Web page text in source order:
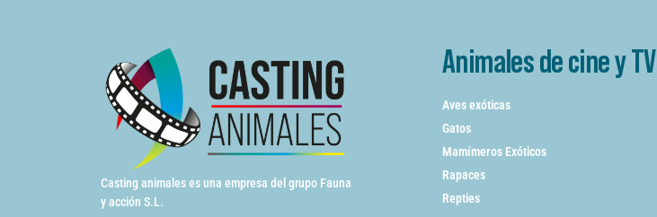
Casting animales es una empresa del grupo Fauna
y acción S.L.
Animales de cine y TV
Aves exóticas
Gatos
Mamímeros Exóticos
Rapaces
Repties